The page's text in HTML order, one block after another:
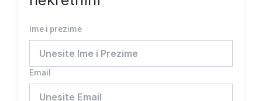
Ime i prezime
Email